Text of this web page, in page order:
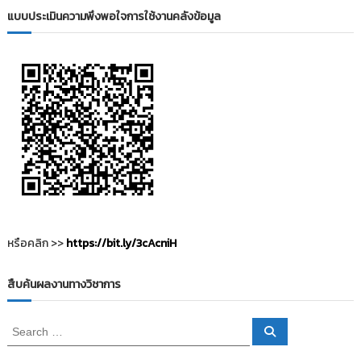
r
y
ค
ลั
ง
ข้
อ
มู
ล
น
จั
ย
แบบประเมินความพึงพอใจการใช้งานคลังข้อมูล
หรือคลิก >>https://bit.ly/3cAcniH
สืบค้นผลงานทางวิชาการ
e
S